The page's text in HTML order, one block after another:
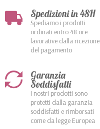
Spedizioni in 48H
Spediamo i prodotti
ordinati entro 48 ore
lavorative dalla ricezione
del pagamento
Garanzia
Soddisfatti
I nostri prodotti sono
protetti dalla garanzia
soddisfatti e rimborsati
come da legge Europea